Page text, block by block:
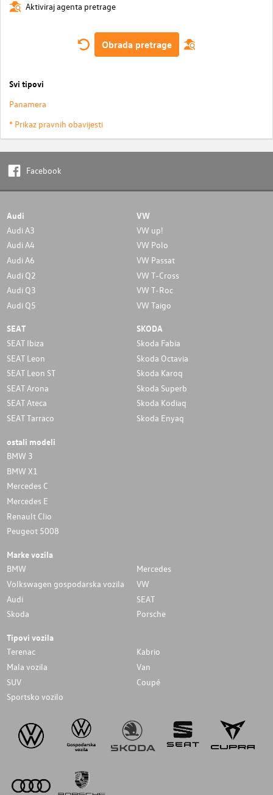
Aktiviraj agenta pretrage
Obrada pretrage
Svi tipovi
Panamera
* Prikaz pravnih obavijesti
Facebook
Audi
Audi A3
Audi A4
Audi A6
Audi Q2
Audi Q3
Audi Q5
VW
VW up!
VW Polo
VW Passat
VW T-Cross
VW T-Roc
VW Taigo
SEAT
SEAT Ibiza
SEAT Leon
SEAT Leon ST
SEAT Arona
SEAT Ateca
SEAT Tarraco
SKODA
Skoda Fabia
Skoda Octavia
Skoda Karoq
Skoda Superb
Skoda Kodiaq
Skoda Enyaq
ostali modeli
BMW 3
BMW X1
Mercedes C
Mercedes E
Renault Clio
Peugeot 5008
Marke vozila
BMW
Mercedes
Volkswagen gospodarska vozila
VW
Audi
SEAT
Skoda
Porsche
Tipovi vozila
Terenac
Kabrio
Mala vozila
Van
SUV
Coupé
Sportsko vozilo